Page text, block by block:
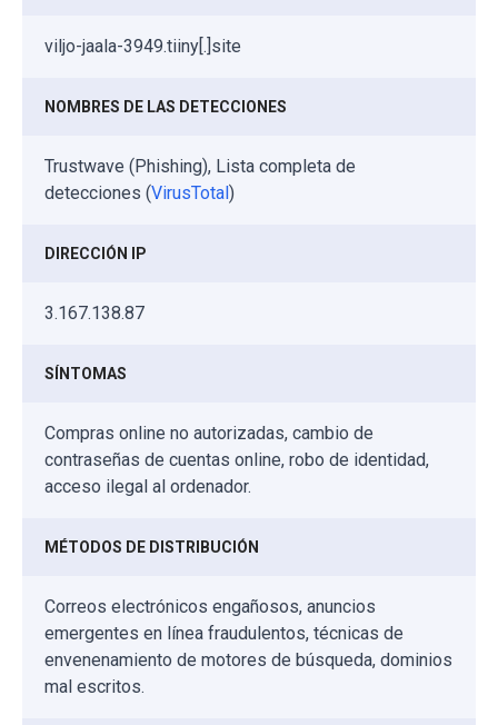
viljo-jaala-3949.tiiny[.]site
NOMBRES DE LAS DETECCIONES
Trustwave (Phishing), Lista completa de
detecciones (VirusTotal )
DIRECCIÓN IP
3.167.138.87
SÍNTOMAS
Compras online no autorizadas, cambio de
contraseñas de cuentas online, robo de identidad,
acceso ilegal al ordenador.
MÉTODOS DE DISTRIBUCIÓN
Correos electrónicos engañosos, anuncios
emergentes en línea fraudulentos, técnicas de
envenenamiento de motores de búsqueda, dominios
mal escritos.